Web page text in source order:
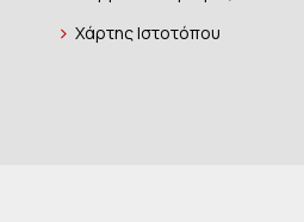
Χάρτης Ιστοτόπου